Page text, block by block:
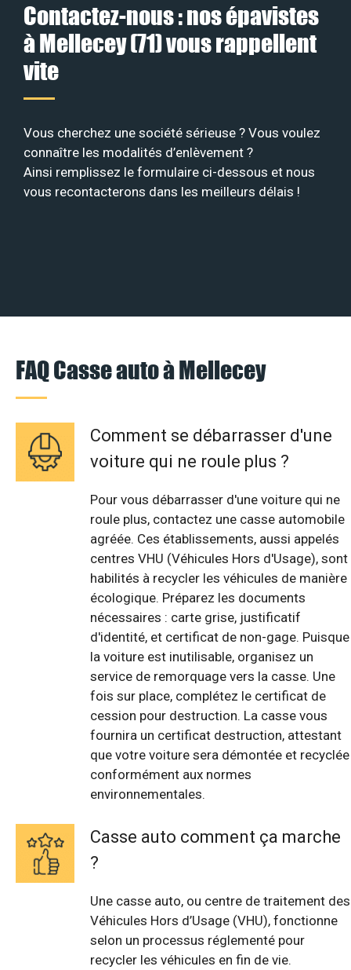
Contactez-nous : nos épavistes
à Mellecey (71) vous rappellent
vite
Vous cherchez une société sérieuse ? Vous voulez
connaître les modalités d’enlèvement ?
Ainsi remplissez le formulaire ci-dessous et nous
vous recontacterons dans les meilleurs délais !
FAQ Casse auto à Mellecey
Comment se débarrasser d'une
voiture qui ne roule plus ?
Pour vous débarrasser d'une voiture qui ne
roule plus, contactez une casse automobile
agréée. Ces établissements, aussi appelés
centres VHU (Véhicules Hors d'Usage), sont
habilités à recycler les véhicules de manière
écologique. Préparez les documents
nécessaires : carte grise, justificatif
d'identité, et certificat de non-gage. Puisque
la voiture est inutilisable, organisez un
service de remorquage vers la casse. Une
fois sur place, complétez le certificat de
cession pour destruction. La casse vous
fournira un certificat destruction, attestant
que votre voiture sera démontée et recyclée
conformément aux normes
environnementales.
Casse auto comment ça marche
?
Une casse auto, ou centre de traitement des
Véhicules Hors d’Usage (VHU), fonctionne
selon un processus réglementé pour
recycler les véhicules en fin de vie.